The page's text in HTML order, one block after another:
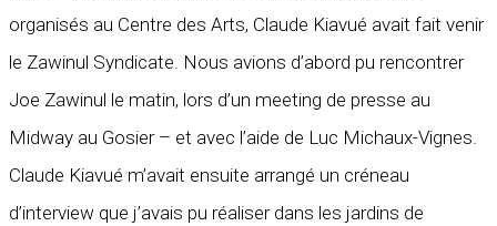
organisés au Centre des Arts, Claude Kiavué avait fait venir
le Zawinul Syndicate. Nous avions d’abord pu rencontrer
Joe Zawinul le matin, lors d’un meeting de presse au
Midway au Gosier – et avec l’aide de Luc Michaux-Vignes.
Claude Kiavué m’avait ensuite arrangé un créneau
d’interview que j’avais pu réaliser dans les jardins de